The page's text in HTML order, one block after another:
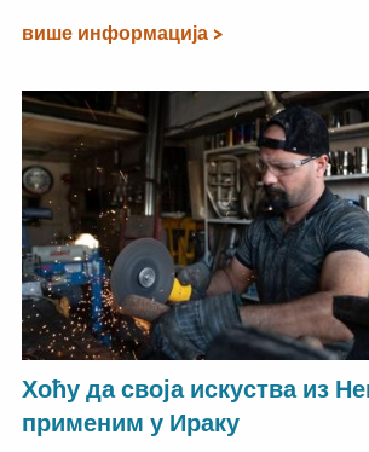
више информација >
Хоћу да своја искуства из
применим у Ираку